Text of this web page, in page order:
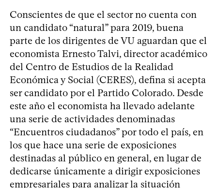
Conscientes de que el sector no cuenta con
un candidato “natural” para 2019, buena
parte de los dirigentes de VU aguardan que el
economista Ernesto Talvi, director académico
del Centro de Estudios de la Realidad
Económica y Social (CERES), defina si acepta
ser candidato por el Partido Colorado. Desde
este año el economista ha llevado adelante
una serie de actividades denominadas
“Encuentros ciudadanos” por todo el país, en
los que hace una serie de exposiciones
destinadas al público en general, en lugar de
dedicarse únicamente a dirigir exposiciones
empresariales para analizar la situación